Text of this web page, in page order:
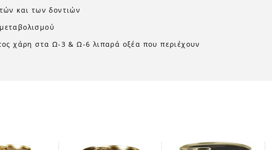
και των δοντιών
χάρη στα Ω-3 & Ω-6 λιπαρά οξέα που περιέχουν